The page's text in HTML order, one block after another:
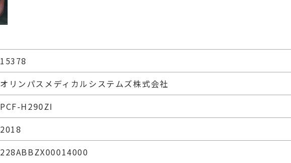
15378
オリンパスメディカルシステムズ株式会社
PCF-H290ZI
2018
228ABBZX00014000